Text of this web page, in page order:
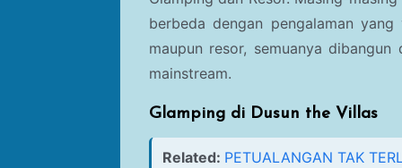
berbeda dengan pengalaman
maupun resor, semuanya
mainstream.
Glamping di Dusun the Villas
Related: PETUALANGAN TAK